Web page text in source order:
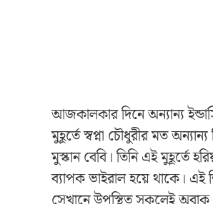
আজকালকার দিনে অন্যান্য
মুহূর্তে স্বপ্না চৌধুরীর মত
মুস্কান বেবি। তিনি এই মুহূর্তে
ব্যাপক ভাইরাল হয়ে থাকে।